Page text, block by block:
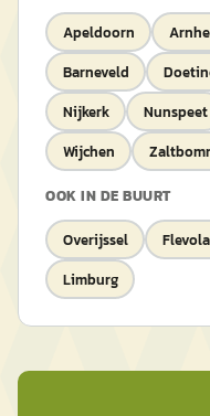
Apeldoorn
Barneveld
Nijkerk
Nunspeet
Wijchen
OOK IN DE BUURT
Overijssel
Limburg